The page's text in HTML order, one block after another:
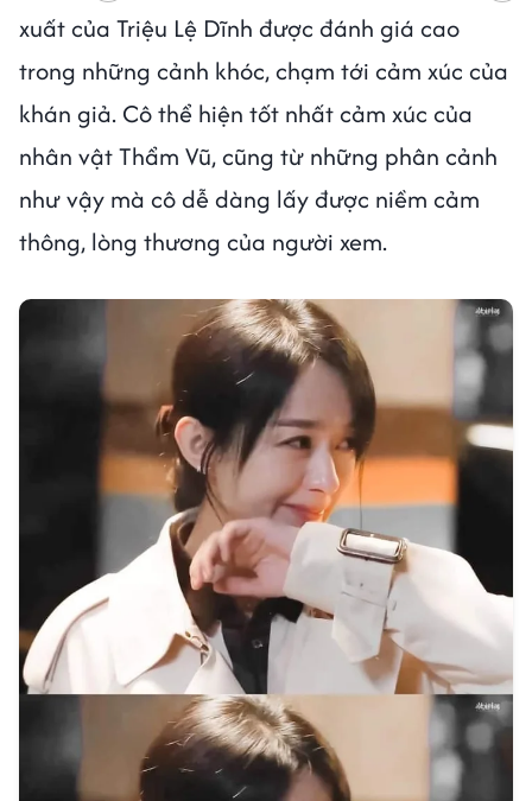
xuất của Triệu Lệ Dĩnh được đánh giá cao
trong những cảnh khóc, chạm tới cảm xúc của
khán giả. Cô thể hiện tốt nhất cảm xúc của
nhân vật Thẩm Vũ, cũng từ những phân cảnh
như vậy mà cô dễ dàng lấy được niềm cảm
thông, lòng thương của người xem.